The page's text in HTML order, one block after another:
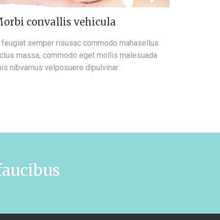
convallis vehicula
feugiat semper risusac commodo mahasellus
massa, commodo eget mollis malesuada
nibvamus velposuere dipulvinar.